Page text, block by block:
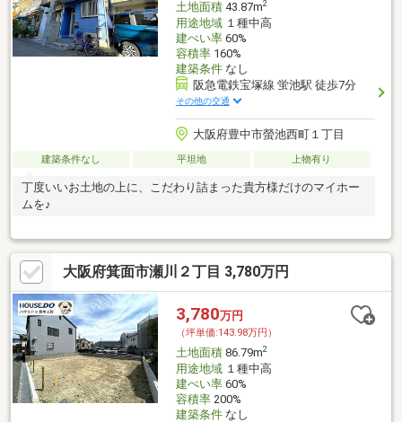
土地面積43.87m2
用途地域１種中高
建ぺい率60%
容積率160%
建築条件なし
阪急電鉄宝塚線 蛍池駅 徒歩7分
その他の交通
大阪府豊中市螢池西町１丁目
建築条件なし 平坦地 上物有り
丁度いいお土地の上に、こだわり詰まった貴方様だけのマイホー
ムを♪
大阪府箕面市瀬川２丁目 3,780万円
3,780万円
（坪単価:143.98万円）
土地面積86.79m2
用途地域１種中高
建ぺい率60%
容積率200%
建築条件なし